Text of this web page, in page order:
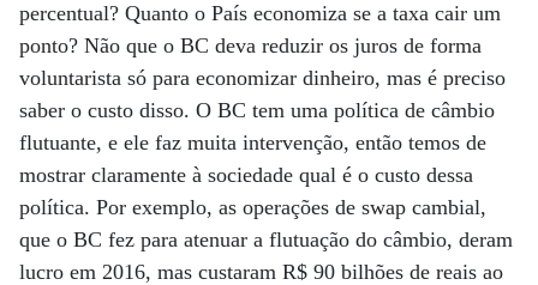
percentual? Quanto o País economiza se a taxa cair um
ponto? Não que o BC deva reduzir os juros de forma
voluntarista só para economizar dinheiro, mas é preciso
saber o custo disso. O BC tem uma política de câmbio
flutuante, e ele faz muita intervenção, então temos de
mostrar claramente à sociedade qual é o custo dessa
política. Por exemplo, as operações de swap cambial,
que o BC fez para atenuar a flutuação do câmbio, deram
lucro em 2016, mas custaram R$ 90 bilhões de reais ao